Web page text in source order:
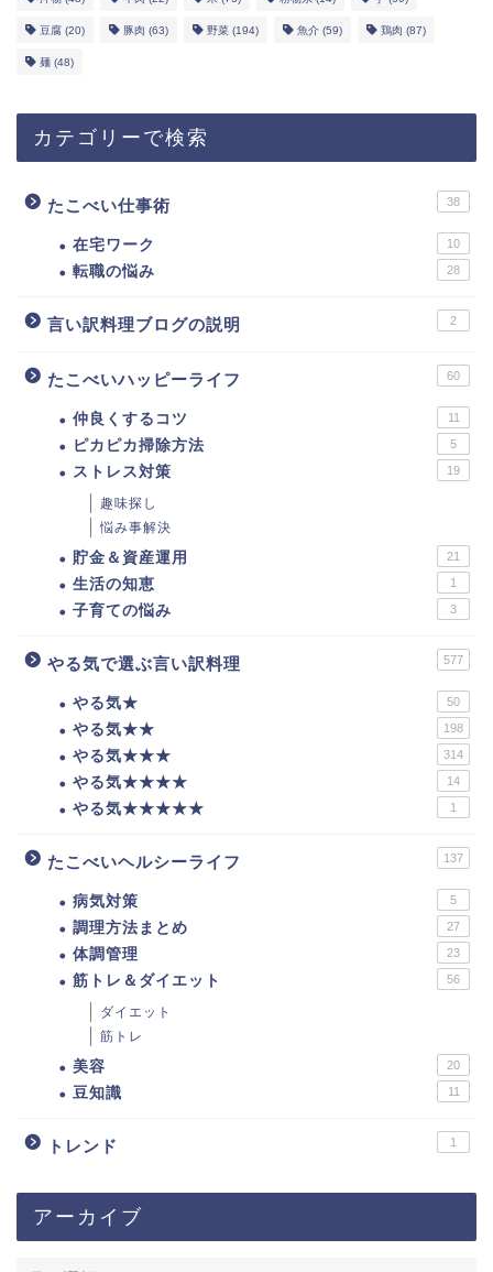
豆腐 (20) 豚肉 (63) 野菜 (194) 魚介 (59) 鶏肉 (87)
麺 (48)
カテゴリーで検索
たこべい仕事術 38
在宅ワーク 10
転職の悩み 28
言い訳料理ブログの説明 2
たこべいハッピーライフ 60
仲良くするコツ 11
ピカピカ掃除方法 5
ストレス対策 19
趣味探し
悩み事解決
貯金＆資産運用 21
生活の知恵 1
子育ての悩み 3
やる気で選ぶ言い訳料理 577
やる気★ 50
やる気★★ 198
やる気★★★ 314
やる気★★★★ 14
やる気★★★★★ 1
たこべいヘルシーライフ 137
病気対策 5
調理方法まとめ 27
体調管理 23
筋トレ＆ダイエット 56
ダイエット
筋トレ
美容 20
豆知識 11
トレンド 1
アーカイブ